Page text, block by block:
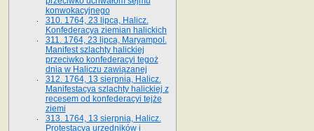
konwokacyjnego
310. 1764, 23 lipca, Halicz.
Konfederacya ziemian halickich
311. 1764, 23 lipca, Maryampol.
Manifest szlachty halickiej
przeciwko konfederacyi tegoż
dnia w Haliczu zawiązanej
312. 1764, 13 sierpnia, Halicz.
Manifestacya szlachty halickiej z
recesem od konfederacyi tejże
ziemi
313. 1764, 13 sierpnia, Halicz.
Protestacya urzędników i